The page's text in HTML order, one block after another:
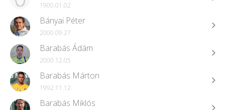
1900.01.02
Bányai Péter
2000.09.27
Barabás Ádám
2000.12.05
Barabás Márton
1992.11.12
Barabás Miklós